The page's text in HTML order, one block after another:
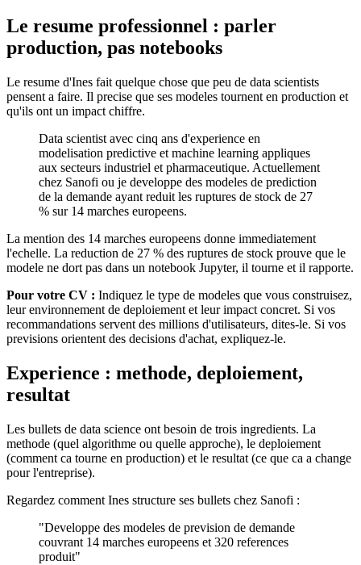
Le resume professionnel : parler
production, pas notebooks
Le resume d'Ines fait quelque chose que peu de data scientists
pensent a faire. Il precise que ses modeles tournent en production et
qu'ils ont un impact chiffre.
Data scientist avec cinq ans d'experience en
modelisation predictive et machine learning appliques
aux secteurs industriel et pharmaceutique. Actuellement
chez Sanofi ou je developpe des modeles de prediction
de la demande ayant reduit les ruptures de stock de 27
% sur 14 marches europeens.
La mention des 14 marches europeens donne immediatement
l'echelle. La reduction de 27 % des ruptures de stock prouve que le
modele ne dort pas dans un notebook Jupyter, il tourne et il rapporte.
Pour votre CV : Indiquez le type de modeles que vous construisez,
leur environnement de deploiement et leur impact concret. Si vos
recommandations servent des millions d'utilisateurs, dites-le. Si vos
previsions orientent des decisions d'achat, expliquez-le.
Experience : methode, deploiement,
resultat
Les bullets de data science ont besoin de trois ingredients. La
methode (quel algorithme ou quelle approche), le deploiement
(comment ca tourne en production) et le resultat (ce que ca a change
pour l'entreprise).
Regardez comment Ines structure ses bullets chez Sanofi :
"Developpe des modeles de prevision de demande
couvrant 14 marches europeens et 320 references
produit"